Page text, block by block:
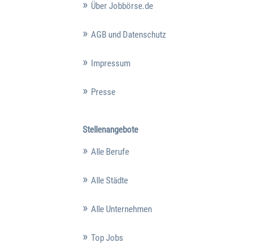
Über Jobbörse.de
AGB und Datenschutz
Impressum
Presse
Stellenangebote
Alle Berufe
Alle Städte
Alle Unternehmen
Top Jobs